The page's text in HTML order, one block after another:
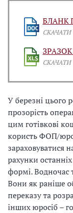
БЛАНК
СКАЧАТИ
ЗРАЗОК
СКАЧАТИ
У березні цього
прозорість
цим готівкові
користь ФОП/
зараховуватися
рахунки
формі. Водночас
Вони як раніше
переказу та
інших юросіб –